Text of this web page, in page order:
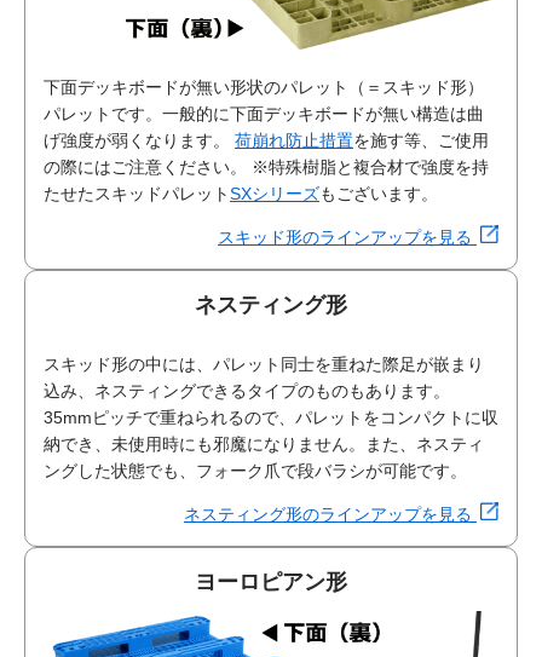
下面デッキボードが無い形状のパレット（＝スキッド形）
パレットです。一般的に下面デッキボードが無い構造は曲
げ強度が弱くなります。 荷崩れ防止措置を施す等、ご使用
の際にはご注意ください。
※特殊樹脂と複合材で強度を持
たせたスキッドパレットSXシリーズもございます。
スキッド形のラインアップを見る
ネスティング形
スキッド形の中には、パレット同士を重ねた際足が嵌まり
込み、ネスティングできるタイプのものもあります。
35mmピッチで重ねられるので、パレットをコンパクトに収
納でき、未使用時にも邪魔になりません。また、ネスティ
ングした状態でも、フォーク爪で段バラシが可能です。
ネスティング形のラインアップを見る
ヨーロピアン形